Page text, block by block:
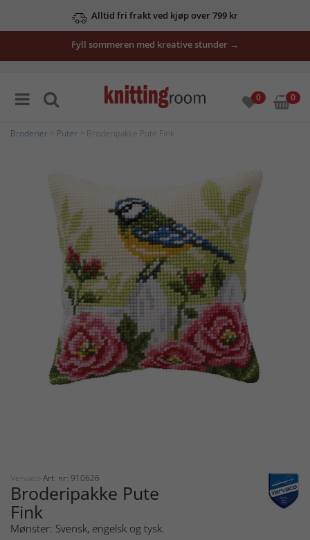
Alltid fri frakt ved kjøp over 799 kr
Fyll sommeren med kreative stunder →
0 0
Broderier Puter > Broderipakke Pute Fink
Vervaco Art. nr: 910626
Broderipakke Pute
Fink
Mønster: Svensk, engelsk og tysk.